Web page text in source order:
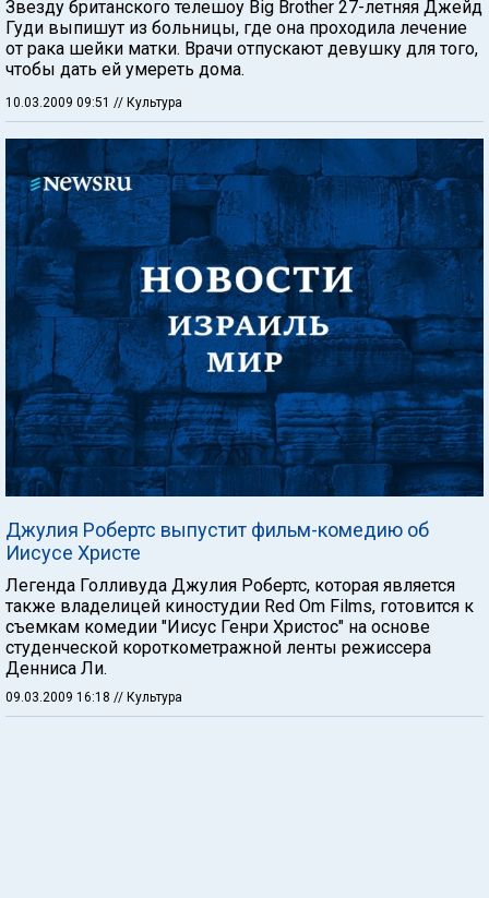
Звезду британского телешоу Big Brother 27-летняя Джейд
Гуди выпишут из больницы, где она проходила лечение
от рака шейки матки. Врачи отпускают девушку для того,
чтобы дать ей умереть дома.
10.03.2009 09:51 // Культура
Джулия Робертс выпустит фильм-комедию об
Иисусе Христе
Легенда Голливуда Джулия Робертс, которая является
также владелицей киностудии Red Om Films, готовится к
съемкам комедии "Иисус Генри Христос" на основе
студенческой короткометражной ленты режиссера
Денниса Ли.
09.03.2009 16:18 // Культура